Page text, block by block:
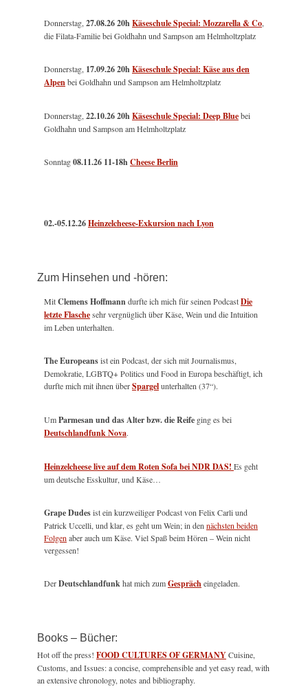
Donnerstag, 27.08.26 20hKäseschule Special: Mozzarella & Co
die Filata-Familie bei Goldhahn und Sampson am Helmholtzplatz
Donnerstag, 17.09.26 20hKäseschule Special: Käse aus den
Alpenbei Goldhahn und Sampson am Helmholtzplatz
Donnerstag, 22.10.26 20hKäseschule Special: Deep Bluebei
Goldhahn und Sampson am Helmholtzplatz
Sonntag08.11.26 11-18hCheese Berlin
02.-05.12.26Heinzelcheese-Exkursion nach Lyon
Zum Hinsehen und -hören:
MitClemens Hoffmanndurfte ich mich für seinen PodcastDie
letzte Flaschesehr vergnüglich über Käse, Wein und die Intuition
im Leben unterhalten.
The Europeansist ein Podcast, der sich mit Journalismus,
Demokratie, LGBTQ+ Politics und Food in Europa beschäftigt, ich
durfte mich mit ihnen überSpargelunterhalten (37“).
UmParmesan und das Alter bzw. die Reife ging es bei
Deutschlandfunk Nova.
Heinzelcheese live auf dem Roten Sofa bei NDR DAS! Es geht
um deutsche Esskultur, und Käse…
Grape Dudesist ein kurzweiliger Podcast von Felix Carli und
Patrick Uccelli, und klar, es geht um Wein; in den nächsten beiden
Folgen aber auch um Käse. Viel Spaß beim Hören – Wein nicht
vergessen!
DerDeutschlandfunkhat mich zumGesprächeingeladen.
Books – Bücher:
Hot off the press! FOOD CULTURES OF GERMANYCuisine,
Customs, and Issues: a concise, comprehensible and yet easy read, with
an extensive chronology, notes and bibliography.